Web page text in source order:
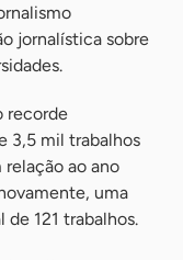
jornalística sobre
recorde
3,5 mil trabalhos
ao ano
uma
121 trabalhos.